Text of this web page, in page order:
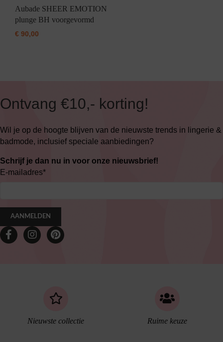
Aubade SHEER EMOTION
plunge BH voorgevormd
€ 90,00
Ontvang €10,- korting!
Wil je op de hoogte blijven van de nieuwste trends in lingerie &
badmode, inclusief speciale aanbiedingen?
Schrijf je dan nu in voor onze nieuwsbrief!
E-mailadres*
AANMELDEN
Nieuwste collectie Ruime keuze